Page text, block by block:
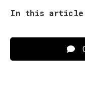
In this